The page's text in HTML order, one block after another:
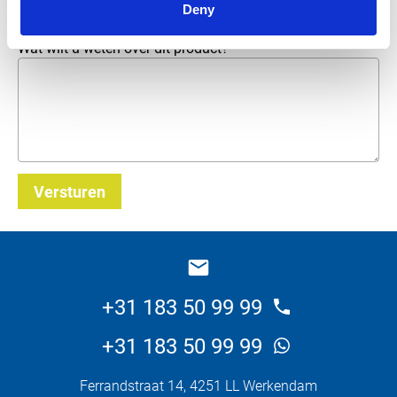
Deny
Wat wilt u weten over dit product?
Versturen
+31 183 50 99 99
+31 183 50 99 99
Ferrandstraat 14, 4251 LL Werkendam